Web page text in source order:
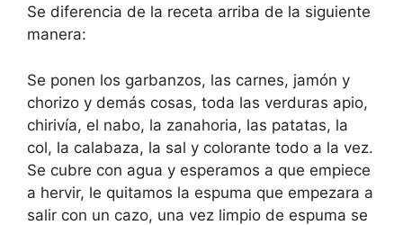
Se diferencia de la receta arriba de la siguiente
manera:
Se ponen los garbanzos, las carnes, jamón y
chorizo y demás cosas, toda las verduras apio,
chirivía, el nabo, la zanahoria, las patatas, la
col, la calabaza, la sal y colorante todo a la vez.
Se cubre con agua y esperamos a que empiece
a hervir, le quitamos la espuma que empezara a
salir con un cazo, una vez limpio de espuma se